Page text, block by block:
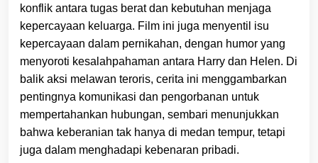
konflik antara tugas berat dan kebutuhan menjaga
kepercayaan keluarga. Film ini juga menyentil isu
kepercayaan dalam pernikahan, dengan humor yang
menyoroti kesalahpahaman antara Harry dan Helen. Di
balik aksi melawan teroris, cerita ini menggambarkan
pentingnya komunikasi dan pengorbanan untuk
mempertahankan hubungan, sembari menunjukkan
bahwa keberanian tak hanya di medan tempur, tetapi
juga dalam menghadapi kebenaran pribadi.